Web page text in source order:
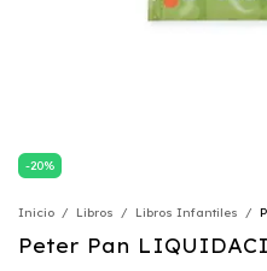
-20%
Inicio / Libros / Libros Infantiles /
Peter Pan